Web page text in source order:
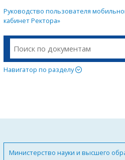
Руководство пользователя
кабинет Ректора»
Навигатор по разделу
Министерство науки и высшего